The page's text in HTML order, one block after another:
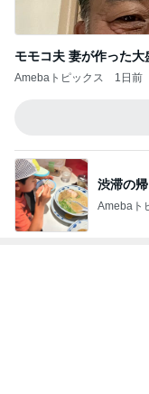
渋滞の
Amebaト